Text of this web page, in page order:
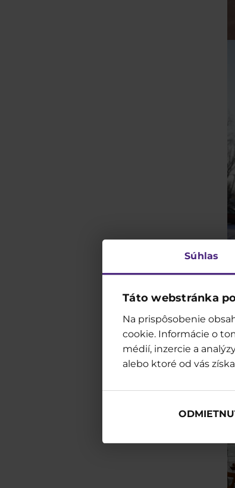
Súhlas
Táto webstránka
Na prispôsobenie
cookie. Informácie o
médií, inzercie a
alebo ktoré od vás